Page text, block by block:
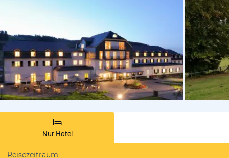
vom
Nur Hotel
Reisezeitraum